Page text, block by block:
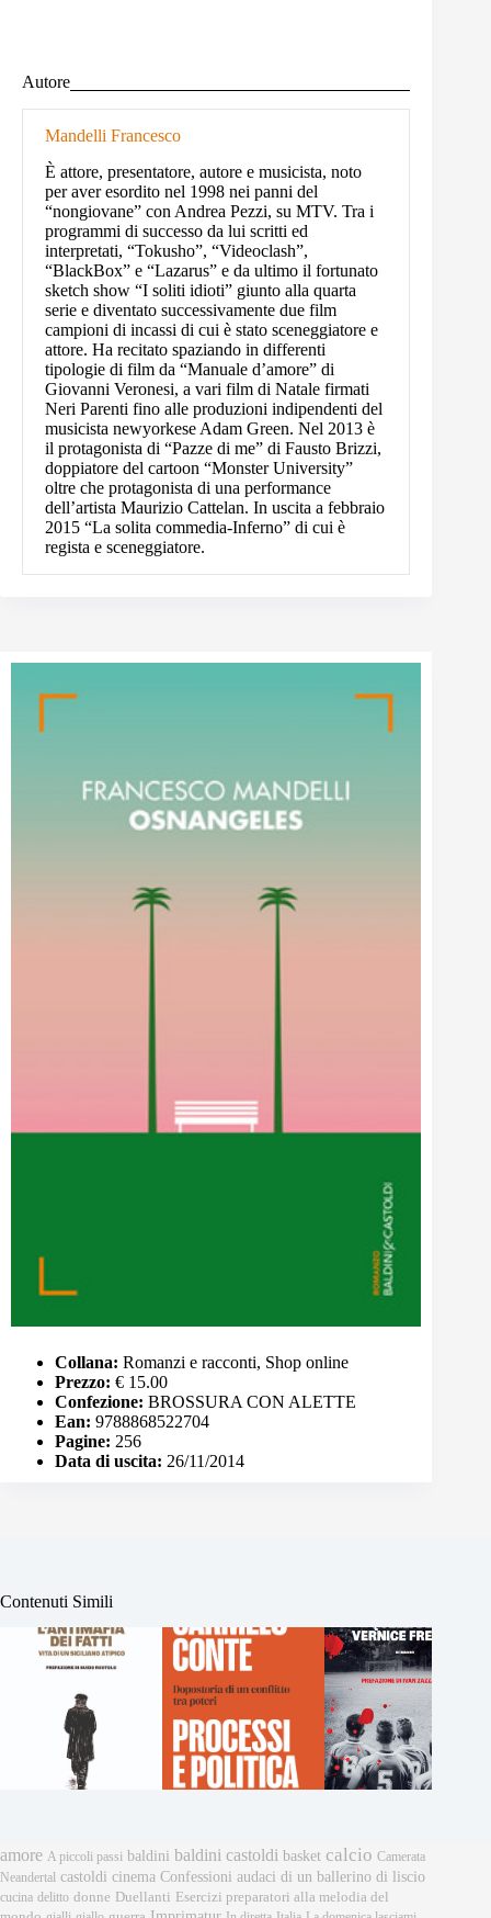
Autore
Mandelli Francesco
È attore, presentatore, autore e musicista, noto
per aver esordito nel 1998 nei panni del
“nongiovane” con Andrea Pezzi, su MTV. Tra i
programmi di successo da lui scritti ed
interpretati, “Tokusho”, “Videoclash”,
“BlackBox” e “Lazarus” e da ultimo il fortunato
sketch show “I soliti idioti” giunto alla quarta
serie e diventato successivamente due film
campioni di incassi di cui è stato sceneggiatore e
attore. Ha recitato spaziando in differenti
tipologie di film da “Manuale d’amore” di
Giovanni Veronesi, a vari film di Natale firmati
Neri Parenti fino alle produzioni indipendenti del
musicista newyorkese Adam Green. Nel 2013 è
il protagonista di “Pazze di me” di Fausto Brizzi,
doppiatore del cartoon “Monster University”
oltre che protagonista di una performance
dell’artista Maurizio Cattelan. In uscita a febbraio
2015 “La solita commedia-Inferno” di cui è
regista e sceneggiatore.
Collana: Romanzi e racconti, Shop online
Prezzo: € 15.00
Confezione: BROSSURA CON ALETTE
Ean: 9788868522704
Pagine: 256
Data di uscita: 26/11/2014
Contenuti Simili
amore A piccoli passi baldini baldini castoldi basket calcio Camerata
Neandertal castoldi cinema Confessioni audaci di un ballerino di liscio
cucina delitto donne Duellanti Esercizi preparatori alla melodia del